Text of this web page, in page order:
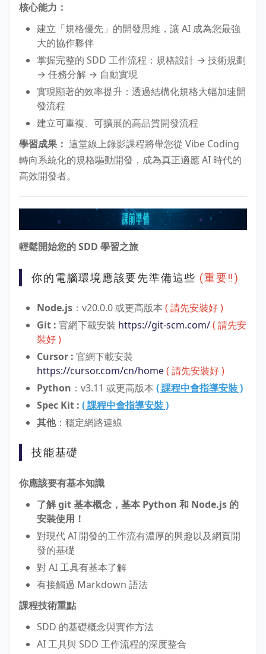
核心能力：
建立「規格優先」的開發思維，讓 AI 成為您最強
大的協作夥伴
掌握完整的 SDD 工作流程：規格設計 → 技術規劃
→ 任務分解 → 自動實現
實現顯著的效率提升：透過結構化規格大幅加速開
發流程
建立可重複、可擴展的高品質開發流程
學習成果： 這堂線上錄影課程將帶您從 Vibe Coding
轉向系統化的規格驅動開發，成為真正適應 AI 時代的
高效開發者。
輕鬆開始您的 SDD 學習之旅
你的電腦環境應該要先準備這些 (重要‼️)
Node.js ：v20.0.0 或更高版本 ( 請先安裝好 )
Git : 官網下載安裝 https://git-scm.com/( 請先安
裝好 )
Cursor : 官網下載安裝
https://cursor.com/cn/home( 請先安裝好 )
Python ：v3.11 或更高版本 ( 課程中會指導安裝 )
Spec Kit : ( 課程中會指導安裝 )
其他：穩定網路連線
技能基礎
你應該要有基本知識
了解 git 基本概念，基本 Python 和 Node.js 的
安裝使用！
對現代 AI 開發的工作流有濃厚的興趣以及網頁開
發的基礎
對 AI 工具有基本了解
有接觸過 Markdown 語法
課程技術重點
SDD 的基礎概念與實作方法
AI 工具與 SDD 工作流程的深度整合